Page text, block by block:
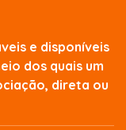
e disponíveis
dos quais um
direta ou